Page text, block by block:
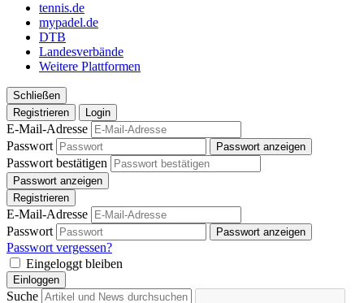
tennis.de
mypadel.de
DTB
Landesverbände
Weitere Plattformen
Schließen
Registrieren
Login
E-Mail-Adresse
Passwort
Passwort anzeigen
Passwort bestätigen
Passwort anzeigen
Registrieren
E-Mail-Adresse
Passwort
Passwort anzeigen
Passwort vergessen?
Eingeloggt bleiben
Einloggen
Suche